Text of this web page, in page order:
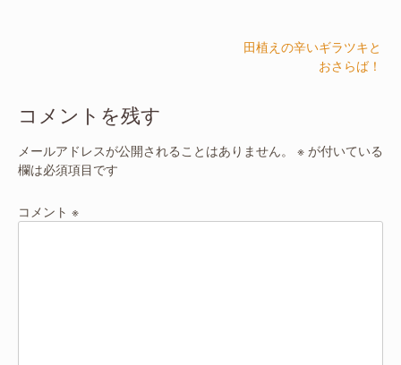
ビ
ゲ
ー
シ
ョ
ン
田植えの辛いギラツキと
おさらば！
コメントを残す
メールアドレスが公開されることはありません。 ※ が付いている
欄は必須項目です
コメント ※